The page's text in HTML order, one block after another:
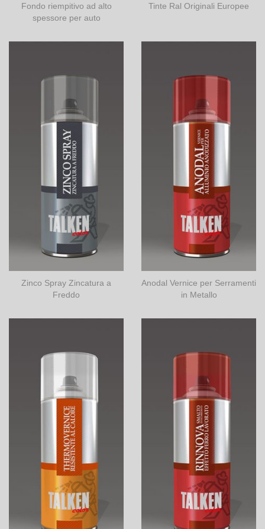
Fondo riempitivo ad alto
spessore per auto
Tinte Ral Originali Europee
Zinco Spray Zincatura a
Freddo
Anodal Vernice per Serramenti
in Metallo